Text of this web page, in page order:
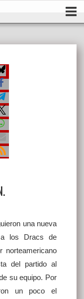
una nueva
los Dracs de
norteamericano
del partido al
su equipo. Por
un poco el